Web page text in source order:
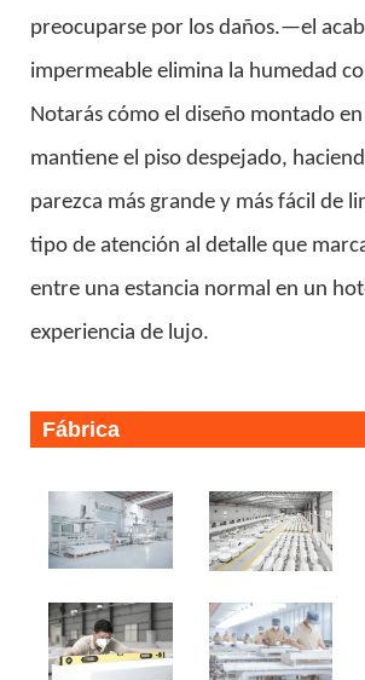
preocuparse por los daños.—el
impermeable elimina la humedad
Notarás cómo el diseño montado
mantiene el piso despejado,
parezca más grande y más fácil de
tipo de atención al detalle que
entre una estancia normal en un
experiencia de lujo.
Fábrica